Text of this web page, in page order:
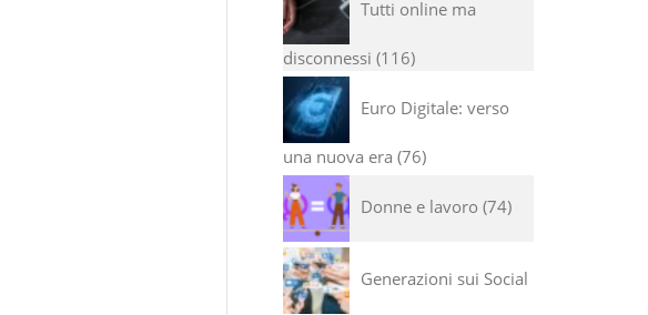
Tutti online ma
disconnessi 116
Euro Digitale: verso
una nuova era 76
Donne e lavoro 74
Generazioni sui Social